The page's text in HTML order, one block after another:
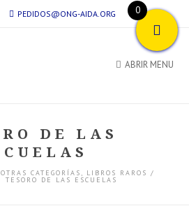
PEDIDOS@ONG-AIDA.ORG
ABRIR MENU
DE LAS
OTRAS CATEGORÍAS LIBROS RAROS /
TESORO DE LAS ESCUELAS
0